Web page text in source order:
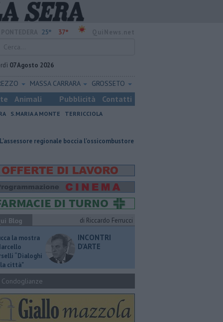
25° 37°
07 Agosto 2026
MASSA CARRARA GROSSETO
Animali Pubblicità Contatti
S.MARIA A MONTE
TERRICCIOLA
boccia l'ossicombustore Oltre 7mila euro a sostegno dei centri
Blog di Riccardo Ferrucci
la mostra
“Dialoghi
città"
INCONTRI
D'ARTE
Condoglianze